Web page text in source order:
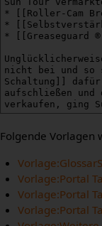
Folgende Vorlagen
Vorlage:Portal
Vorlage:Portal
Vorlage:Portal